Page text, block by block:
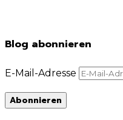
Blog abonnieren
E-Mail-Adresse
Abonnieren